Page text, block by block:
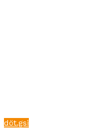
döt.gsi